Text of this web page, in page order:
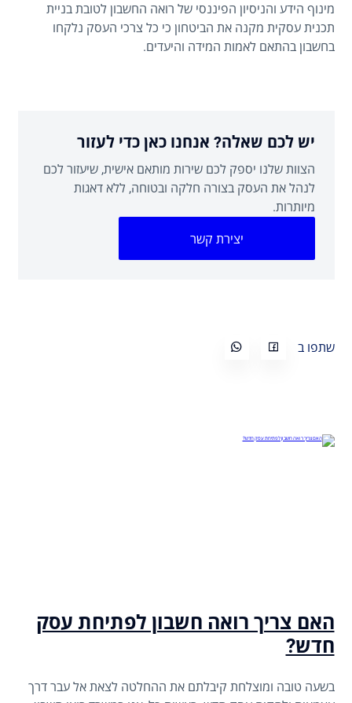
מינוף הידע והניסיון הפיננסי של רואה החשבון לטובת בניית
תכנית עסקית מקנה את הביטחון כי כל צרכי העסק נלקחו
בחשבון בהתאם לאמות המידה והיעדים.
יש לכם שאלה? אנחנו כאן כדי לעזור
הצוות שלנו יספק לכם שירות מותאם אישית, שיעזור לכם
לנהל את העסק בצורה חלקה ובטוחה, ללא דאגות
מיותרות.
יצירת קשר
שתפו ב
האם צריך רואה חשבון לפתיחת עסק
חדש?
בשעה טובה ומוצלחת קיבלתם את ההחלטה לצאת אל עבר דרך